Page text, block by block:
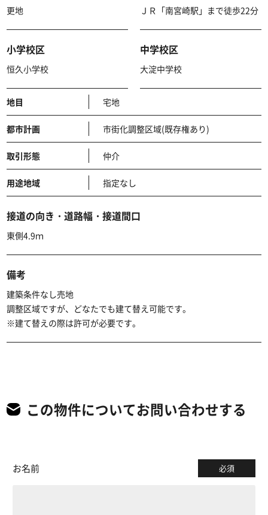
更地 ＪＲ「南宮崎駅」まで徒歩22分
小学校区
恒久小学校
中学校区
大淀中学校
地目 宅地
都市計画 市街化調整区域(既存権あり)
取引形態 仲介
用途地域 指定なし
接道の向き・道路幅・接道間口
東側4.9ｍ
備考
建築条件なし売地
調整区域ですが、どなたでも建て替え可能です。
※建て替えの際は許可が必要です。
この物件についてお問い合わせする
お名前 必須